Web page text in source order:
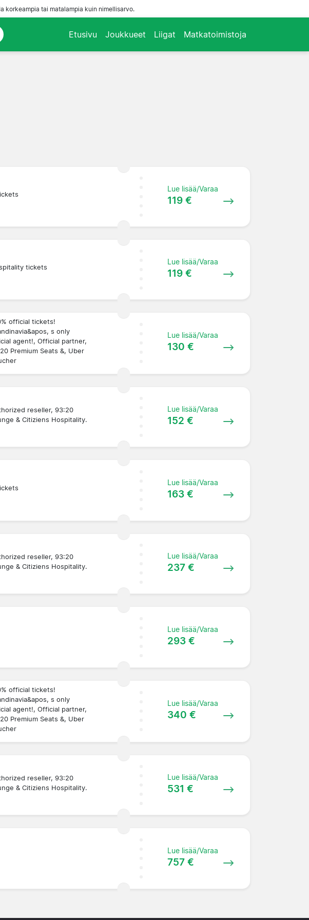
korkeampia tai matalampia kuin nimellisarvo.
Etusivu Joukkueet Liigat Matkatoimistoja
Lue lisää/Varaa
119 €
tickets
Lue lisää/Varaa
119 €
official tickets!
s only
agent!, Official partner,
Premium Seats &, Uber
Lue lisää/Varaa
130 €
reseller, 93:20
& Citiziens Hospitality.
Lue lisää/Varaa
152 €
Lue lisää/Varaa
163 €
reseller, 93:20
& Citiziens Hospitality.
Lue lisää/Varaa
237 €
Lue lisää/Varaa
293 €
official tickets!
s only
agent!, Official partner,
Premium Seats &, Uber
Lue lisää/Varaa
340 €
reseller, 93:20
& Citiziens Hospitality.
Lue lisää/Varaa
531 €
Lue lisää/Varaa
757 €